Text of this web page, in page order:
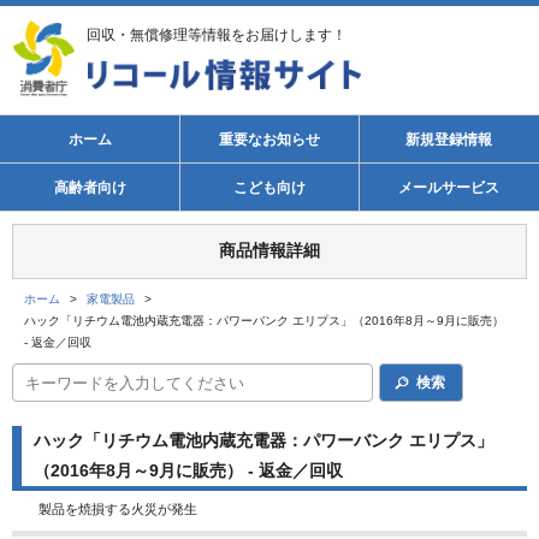
回収・無償修理等情報をお届けします！
ホーム 重要なお知らせ 新規登録情報
高齢者向け こども向け メールサービス
商品情報詳細
ホーム > 家電製品
>
ハック「リチウム電池内蔵充電器：パワーバンク エリプス」（2016年8月～9月に販売）
- 返金／回収
検索
ハック「リチウム電池内蔵充電器：パワーバンク エリプス」
（2016年8月～9月に販売） - 返金／回収
製品を焼損する火災が発生